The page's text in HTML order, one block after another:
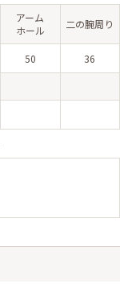
アーム
ホール
二の腕周り
50 36